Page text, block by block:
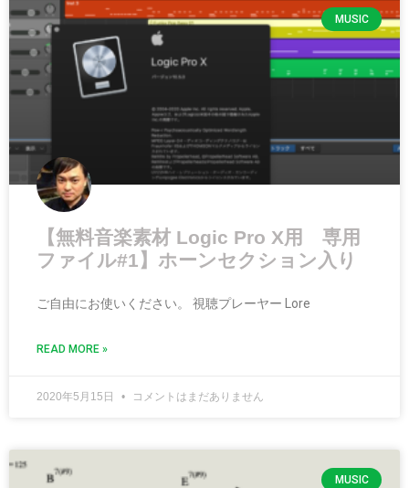
MUSIC
【無料音楽素材 Logic Pro X用 専用
ファイル#1】ホーンセクション入り
ご自由にお使いください。 視聴プレーヤー Lore
READ MORE »
2020年5月15日 コメントはまだありません
MUSIC